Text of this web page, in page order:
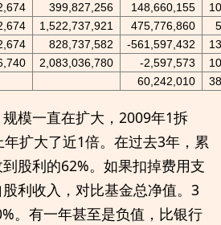
399,827,256 148,660,155
1,522,737,921 475,776,860
828,737,582 -561,597,432
2,083,036,780 -2,597,573
60,242,010
模一直在扩大，2009年1拆
扩大了近1倍。在过去3年，累
股利的62%。如果扣掉费用支
利收入，对比基金总净值。3
。有一年甚至是负值，比银行